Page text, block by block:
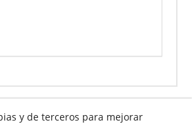
y de terceros para mejorar